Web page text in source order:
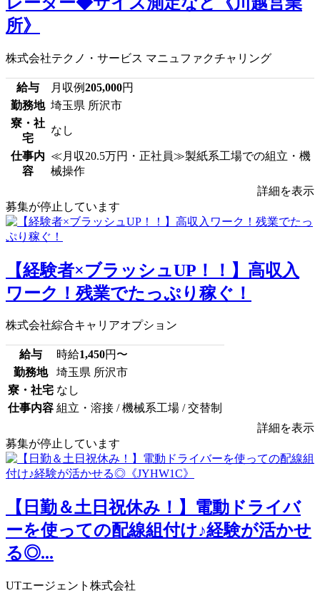
所》
株式会社テクノ・サービス マニュファクチャリング
給与 月収例205,000円
勤務地 埼玉県 所沢市
寮・社
宅
なし
仕事内
容
≪月収20.5万円・正社員≫製紙系工場での組立・機
械操作
詳細を表示
募集が停止しています
【経験者×ブラッシュUP！！】高収入
ワーク！残業でたっぷり稼ぐ！
株式会社綜合キャリアオプション
給与 時給1,450円〜
勤務地
埼玉県 所沢市
寮・社宅 なし
仕事内容 組立・溶接 / 機械系工場 / 交替制
詳細を表示
募集が停止しています
【日勤＆土日祝休み！】電動ドライバ
ーを使っての配線組付け♪経験が活かせ
る◎...
UTエージェント株式会社